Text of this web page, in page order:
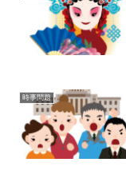
時事問題